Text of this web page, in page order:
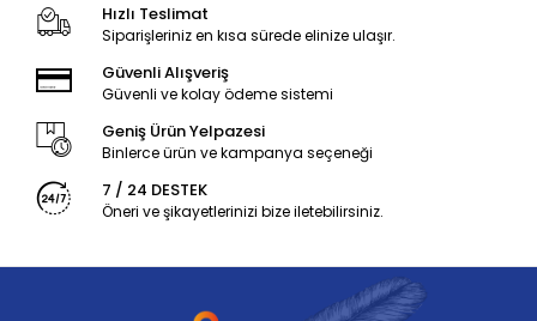
Hızlı Teslimat
Siparişleriniz en kısa sürede elinize ulaşır.
Güvenli Alışveriş
Güvenli ve kolay ödeme sistemi
Geniş Ürün Yelpazesi
Binlerce ürün ve kampanya seçeneği
7 / 24 DESTEK
Öneri ve şikayetlerinizi bize iletebilirsiniz.